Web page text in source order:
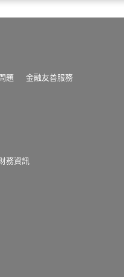
題 金融友善服務
務資訊